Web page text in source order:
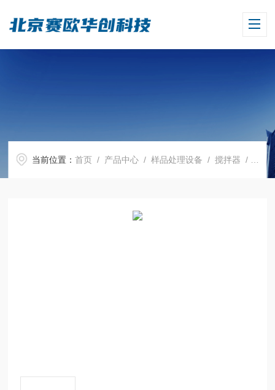
当前位置：首页 / 产品中心 /样品处理设备 /搅拌器 / MS-C-S1细胞培养磁力搅拌器